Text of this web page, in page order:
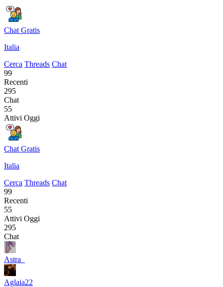
Chat Gratis
Italia
Cerca Threads Chat
99
Recenti
295
Chat
55
Attivi Oggi
Chat Gratis
Italia
Cerca Threads Chat
99
Recenti
55
Attivi Oggi
295
Chat
Astra_
Aglaia22